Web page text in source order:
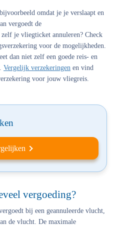
omdat je je verslaapt en
vergoedt de
je vliegticket annuleren? Check
voor de mogelijkheden.
dan niet zelf een goede reis- en
Vergelijk verzekeringen en vind
voor jouw vliegreis.
vergoeding?
bij een geannuleerde vlucht,
de vlucht. De maximale